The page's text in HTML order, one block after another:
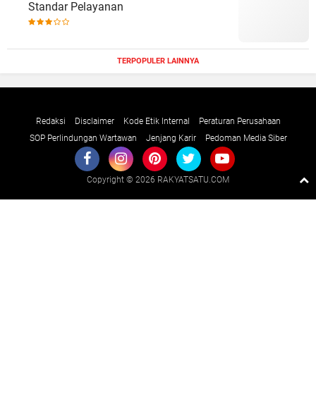
Standar Pelayanan
TERPOPULER LAINNYA
Redaksi Disclaimer Kode Etik Internal
Peraturan Perusahaan
SOP Perlindungan Wartawan
Jenjang Karir Pedoman Media Siber
Copyright © 2026 RAKYATSATU.COM
Raushan